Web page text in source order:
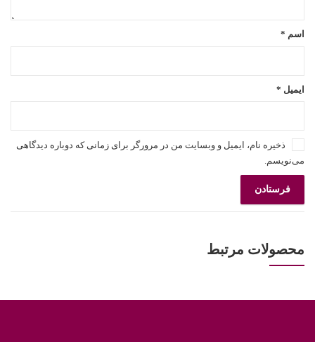
اسم *
ایمیل *
ذخیره نام، ایمیل و وبسایت من در مرورگر برای زمانی که دوباره دیدگاهی
می‌نویسم.
محصولات مرتبط